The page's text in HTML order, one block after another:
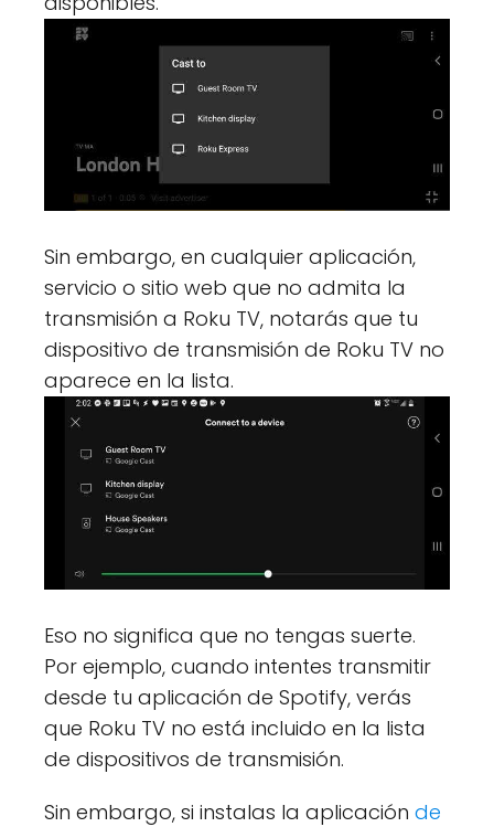
Sin embargo, en cualquier aplicación,
servicio o sitio web que no admita la
transmisión a Roku TV, notarás que tu
dispositivo de transmisión de Roku TV no
aparece en la lista.
Eso no significa que no tengas suerte.
Por ejemplo, cuando intentes transmitir
desde tu aplicación de Spotify, verás
que Roku TV no está incluido en la lista
de dispositivos de transmisión.
Sin embargo, si instalas la aplicación de